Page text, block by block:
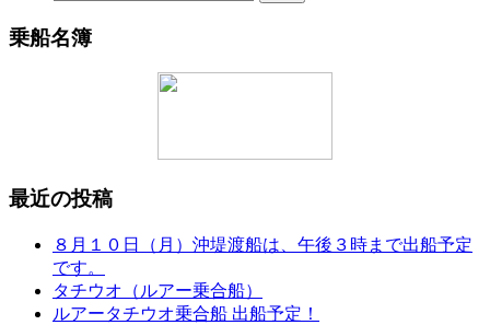
乗船名簿
最近の投稿
８月１０日（月）沖堤渡船は、午後３時まで出船予定
です。
タチウオ（ルアー乗合船）
ルアータチウオ乗合船 出船予定！